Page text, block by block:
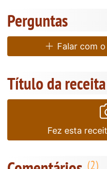
Perguntas
Falar com
Título da receita
Fez esta